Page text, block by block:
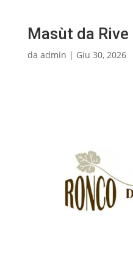
Masùt da Rive
da admin | Giu 30, 2026